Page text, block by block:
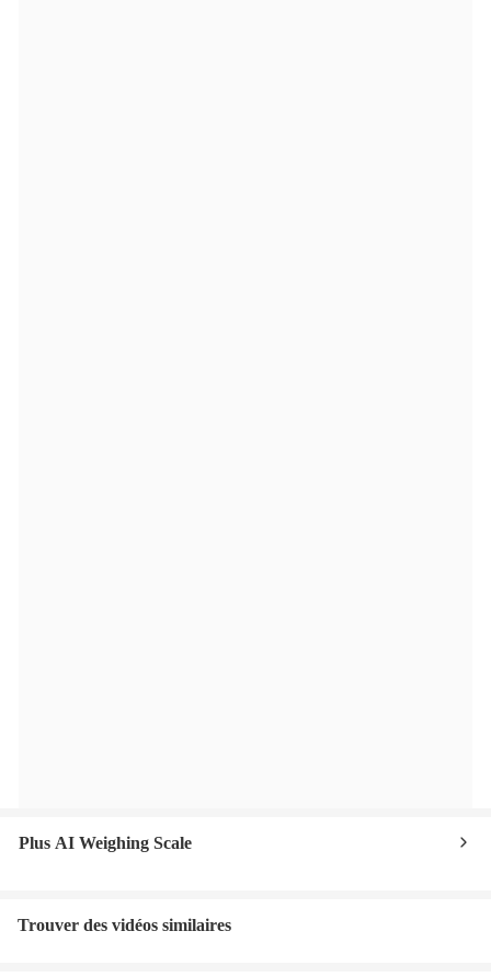
Plus AI Weighing Scale
Trouver des vidéos similaires